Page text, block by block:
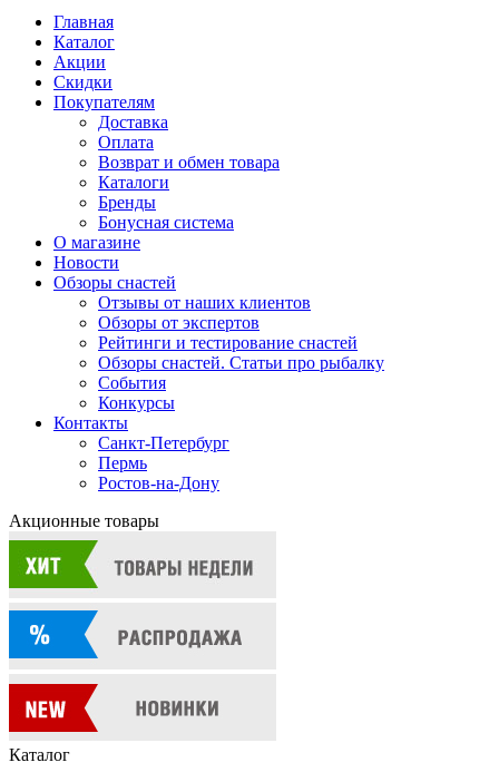
Главная
Каталог
Акции
Скидки
Покупателям
Доставка
Оплата
Возврат и обмен товара
Каталоги
Бренды
Бонусная система
О магазине
Новости
Обзоры снастей
Отзывы от наших клиентов
Обзоры от экспертов
Рейтинги и тестирование снастей
Обзоры снастей. Статьи про рыбалку
События
Конкурсы
Контакты
Санкт-Петербург
Пермь
Ростов-на-Дону
Акционные товары
Каталог